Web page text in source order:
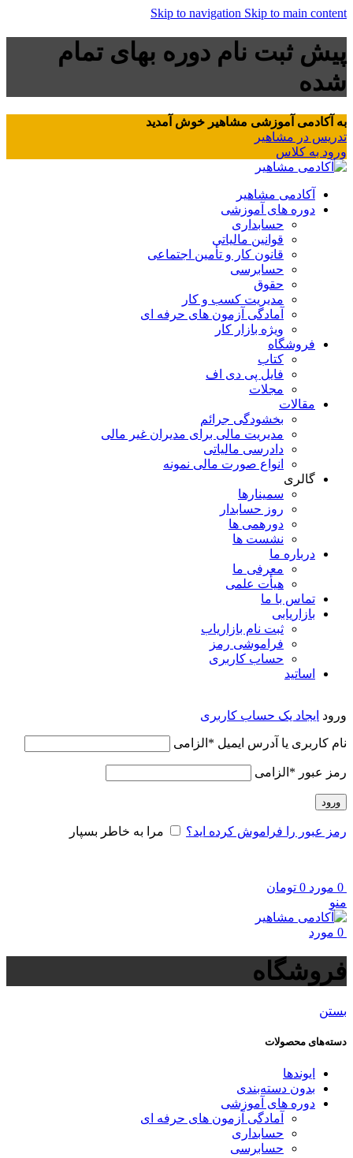
Skip to navigation Skip to main content
پیش ثبت نام دوره بهای تمام
شده
به آکادمی آموزشی مشاهیر خوش آمدید
تدریس در مشاهیر
ورود به کلاس
آکادمی مشاهیر
دوره های آموزشی
حسابداری
قوانین مالیاتی
قانون کار و تأمین اجتماعی
حسابرسی
حقوق
مدیریت کسب و کار
آمادگی آزمون های حرفه ای
ویژه بازار کار
فروشگاه
کتاب
فایل پی دی اف
مجلات
مقالات
بخشودگی جرائم
مدیریت مالی برای مدیران غیر مالی
دادرسی مالیاتی
انواع صورت مالی نمونه
گالری
سمینارها
روز حسابدار
دورهمی ها
نشست ها
درباره ما
معرفی ما
هیأت علمی
تماس با ما
بازاریابی
ثبت نام بازاریاب
فراموشی رمز
حساب کاربری
اساتید
ورود ایجاد یک حساب کاربری
نام کاربری یا آدرس ایمیل * الزامی
رمز عبور * الزامی
ورود
رمز عبور را فراموش کرده اید؟ مرا به خاطر بسپار
0 مورد 0 تومان
منو
0 مورد
فروشگاه
بستن
دسته‌های محصولات
ایوندها
بدون دسته‌بندی
دوره های آموزشی
آمادگی آزمون های حرفه ای
حسابداری
حسابرسی